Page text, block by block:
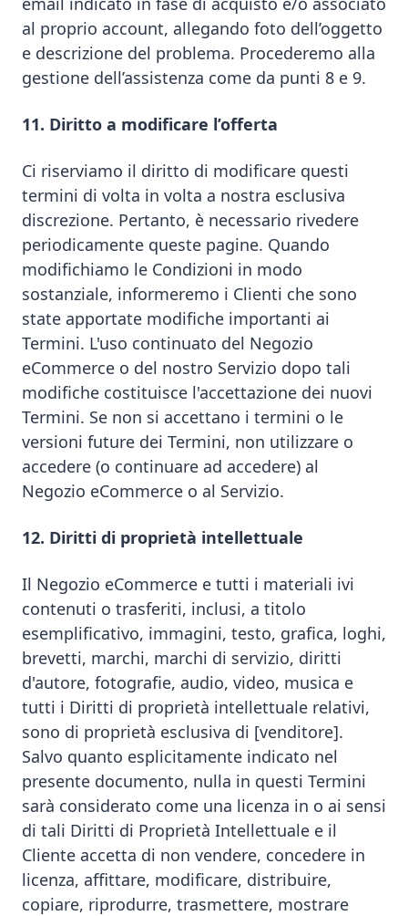
al proprio account, allegando foto dell’oggetto
e descrizione del problema. Procederemo alla
gestione dell’assistenza come da punti 8 e 9.
11. Diritto a modificare l’offerta
Ci riserviamo il diritto di modificare questi
termini di volta in volta a nostra esclusiva
discrezione. Pertanto, è necessario rivedere
periodicamente queste pagine. Quando
modifichiamo le Condizioni in modo
sostanziale, informeremo i Clienti che sono
state apportate modifiche importanti ai
Termini. L'uso continuato del Negozio
eCommerce o del nostro Servizio dopo tali
modifiche costituisce l'accettazione dei nuovi
Termini. Se non si accettano i termini o le
versioni future dei Termini, non utilizzare o
accedere (o continuare ad accedere) al
Negozio eCommerce o al Servizio.
12. Diritti di proprietà intellettuale
Il Negozio eCommerce e tutti i materiali ivi
contenuti o trasferiti, inclusi, a titolo
esemplificativo, immagini, testo, grafica, loghi,
brevetti, marchi, marchi di servizio, diritti
d'autore, fotografie, audio, video, musica e
tutti i Diritti di proprietà intellettuale relativi,
sono di proprietà esclusiva di [venditore].
Salvo quanto esplicitamente indicato nel
presente documento, nulla in questi Termini
sarà considerato come una licenza in o ai sensi
di tali Diritti di Proprietà Intellettuale e il
Cliente accetta di non vendere, concedere in
licenza, affittare, modificare, distribuire,
copiare, riprodurre, trasmettere, mostrare